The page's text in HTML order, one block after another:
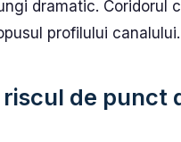
dramatic.
profilului canalului.
riscul de punct